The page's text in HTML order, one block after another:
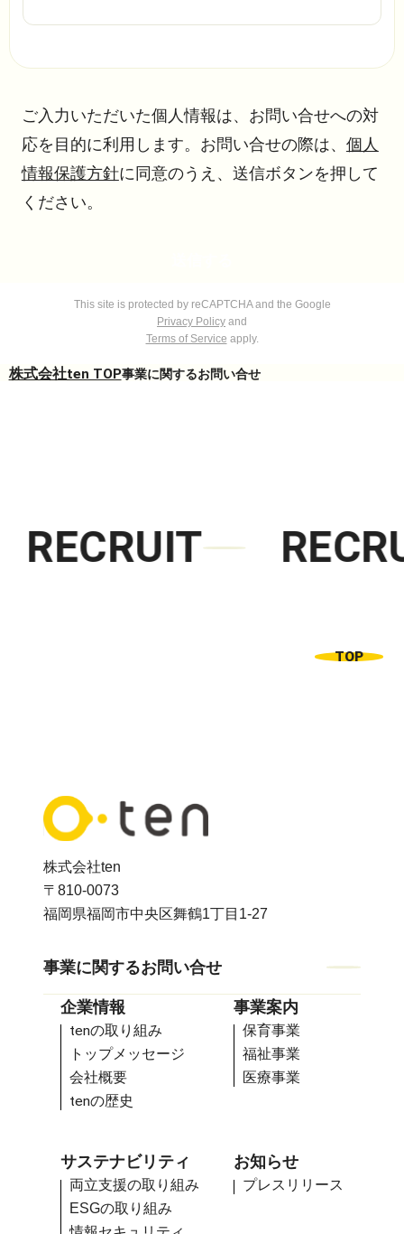
ご入力いただいた個人情報は、お問い合せへの対
応を目的に利用します。お問い合せの際は、 個人
情報保護方針に同意のうえ、送信ボタンを押して
ください。
This site is protected by reCAPTCHA and the Google
Privacy Policy and
Terms of Service apply.
株式会社ten TOP事業に関するお問い合せ
RECRUIT
TOP
株式会社ten
〒810-0073
福岡県福岡市中央区舞鶴1丁目1-27
事業に関するお問い合せ
事業に関するお問い合せ
企業情報
tenの取り組み
tenの取り組み
トップメッセージ
トップメッセージ
会社概要
会社概要
tenの歴史
事業案内
保育事業
保育事業
福祉事業
福祉事業
医療事業
サステナビリティ
両立支援の取り組み
両立支援の取り組み
ESGの取り組み
ESGの取り組み
お知らせ
プレスリリース